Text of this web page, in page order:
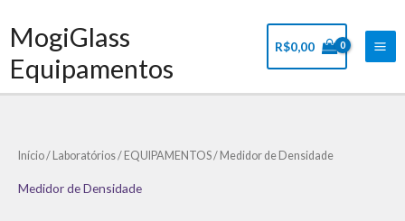
para
conteúdo
MogiGlass
Equipamentos
R$0,00
Início/ Laboratórios/ EQUIPAMENTOS/ Medidor de Densidade
Medidor de Densidade